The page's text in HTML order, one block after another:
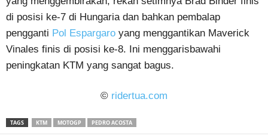
di posisi ke-7 di Hungaria dan bahkan pembalap
pengganti Pol Espargaro yang menggantikan Maverick
Vinales finis di posisi ke-8. Ini menggarisbawahi
peningkatan KTM yang sangat bagus.
© ridertua.com
TAGS KTM MOTOGP PEDRO ACOSTA